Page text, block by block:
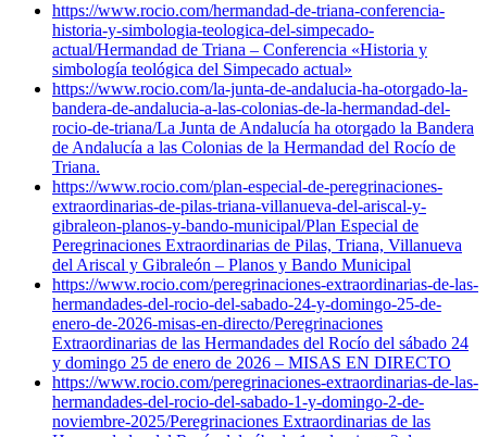
https://www.rocio.com/hermandad-de-triana-conferencia-
historia-y-simbologia-teologica-del-simpecado-
actual/Hermandad de Triana – Conferencia «Historia y
simbología teológica del Simpecado actual»
https://www.rocio.com/la-junta-de-andalucia-ha-otorgado-la-
bandera-de-andalucia-a-las-colonias-de-la-hermandad-del-
rocio-de-triana/La Junta de Andalucía ha otorgado la Bandera
de Andalucía a las Colonias de la Hermandad del Rocío de
Triana.
https://www.rocio.com/plan-especial-de-peregrinaciones-
extraordinarias-de-pilas-triana-villanueva-del-ariscal-y-
gibraleon-planos-y-bando-municipal/Plan Especial de
Peregrinaciones Extraordinarias de Pilas, Triana, Villanueva
del Ariscal y Gibraleón – Planos y Bando Municipal
https://www.rocio.com/peregrinaciones-extraordinarias-de-las-
hermandades-del-rocio-del-sabado-24-y-domingo-25-de-
enero-de-2026-misas-en-directo/Peregrinaciones
Extraordinarias de las Hermandades del Rocío del sábado 24
y domingo 25 de enero de 2026 – MISAS EN DIRECTO
https://www.rocio.com/peregrinaciones-extraordinarias-de-las-
hermandades-del-rocio-del-sabado-1-y-domingo-2-de-
noviembre-2025/Peregrinaciones Extraordinarias de las